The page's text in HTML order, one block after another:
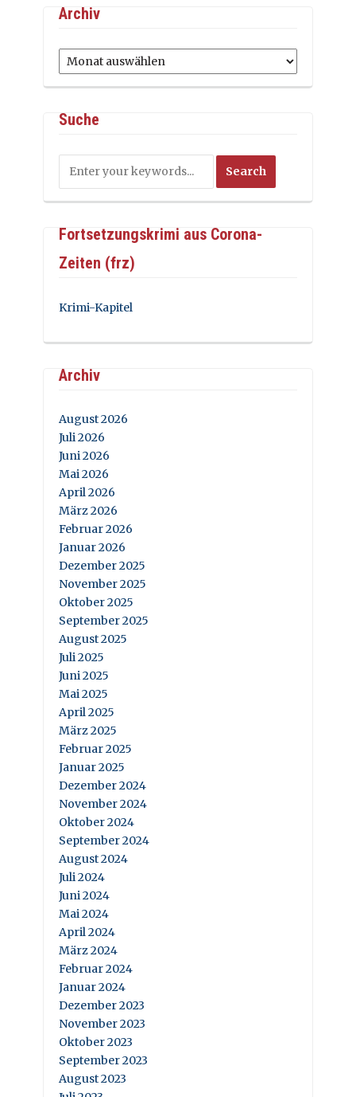
Archiv
Archiv
Suche
Fortsetzungskrimi aus Corona-
Zeiten (frz)
Krimi-Kapitel
Archiv
August 2026
Juli 2026
Juni 2026
Mai 2026
April 2026
März 2026
Februar 2026
Januar 2026
Dezember 2025
November 2025
Oktober 2025
September 2025
August 2025
Juli 2025
Juni 2025
Mai 2025
April 2025
März 2025
Februar 2025
Januar 2025
Dezember 2024
November 2024
Oktober 2024
September 2024
August 2024
Juli 2024
Juni 2024
Mai 2024
April 2024
März 2024
Februar 2024
Januar 2024
Dezember 2023
November 2023
Oktober 2023
September 2023
August 2023